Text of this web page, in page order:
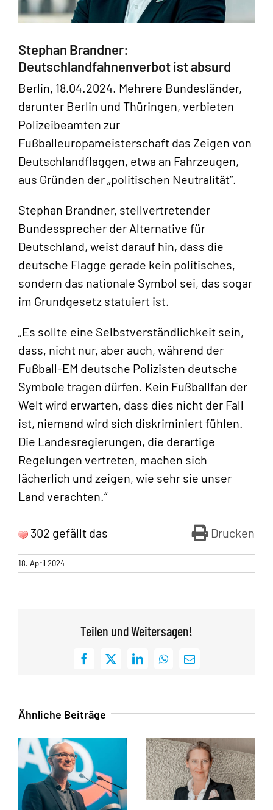
Stephan Brandner:
Deutschlandfahnenverbot ist absurd
Berlin, 18.04.2024. Mehrere Bundesländer,
darunter Berlin und Thüringen, verbieten
Polizeibeamten zur
Fußballeuropameisterschaft das Zeigen von
Deutschlandflaggen, etwa an Fahrzeugen,
aus Gründen der „politischen Neutralität“.
Stephan Brandner, stellvertretender
Bundessprecher der Alternative für
Deutschland, weist darauf hin, dass die
deutsche Flagge gerade kein politisches,
sondern das nationale Symbol sei, das sogar
im Grundgesetz statuiert ist.
„Es sollte eine Selbstverständlichkeit sein,
dass, nicht nur, aber auch, während der
Fußball-EM deutsche Polizisten deutsche
Symbole tragen dürfen. Kein Fußballfan der
Welt wird erwarten, dass dies nicht der Fall
ist, niemand wird sich diskriminiert fühlen.
Die Landesregierungen, die derartige
Regelungen vertreten, machen sich
lächerlich und zeigen, wie sehr sie unser
Land verachten.“
Drucken
302 gefällt das
18. April 2024
Teilen und Weitersagen!
Facebook
X LinkedInWhatsApp
E-
Ähnliche Beiträge